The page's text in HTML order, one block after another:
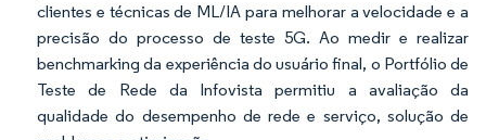
clientes e técnicas de ML/IA para melhorar a velocidade e a
precisão do processo de teste 5G. Ao medir e realizar
benchmarking da experiência do usuário final, o Portfólio de
Teste de Rede da Infovista permitiu a avaliação da
qualidade do desempenho de rede e serviço, solução de